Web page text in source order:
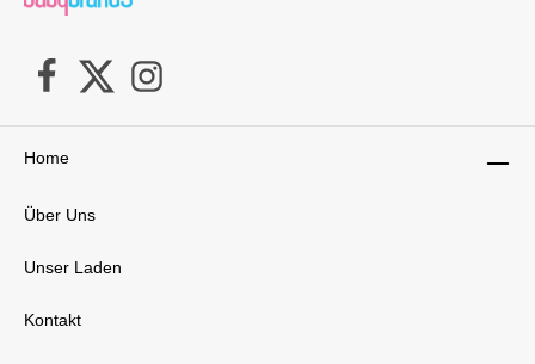
Home
Über Uns
Unser Laden
Kontakt